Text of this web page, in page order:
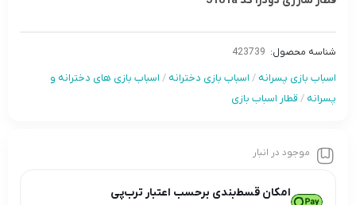
شناسه محصول: 423739
اسباب بازی پسرانه / اسباب بازی دخترانه / اسباب بازی های دخترانه و
پسرانه / قطار اسباب بازی
موجود در انبار
امکان قسط‌بندی برحسب اعتبار ترب‌پی